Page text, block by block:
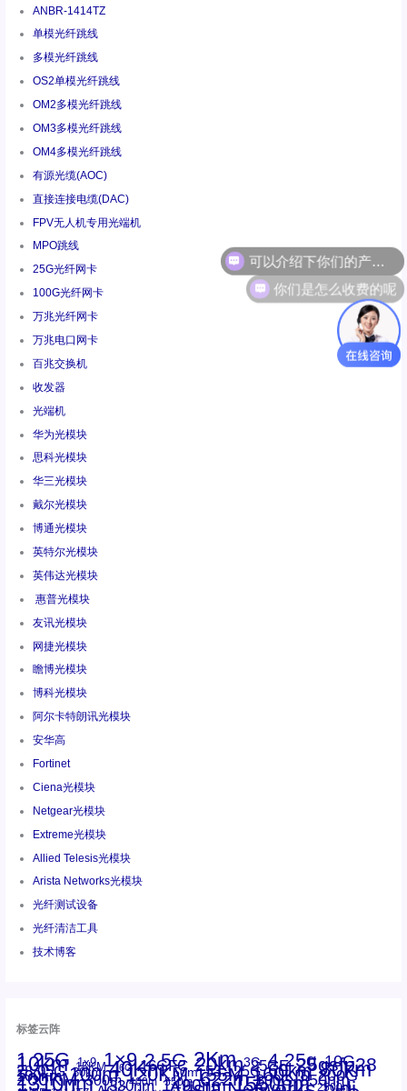
ANBR-1414TZ
单模光纤跳线
多模光纤跳线
OS2单模光纤跳线
OM2多模光纤跳线
OM3多模光纤跳线
OM4多模光纤跳线
有源光缆(AOC)
直接连接电缆(DAC)
FPV无人机专用光端机
MPO跳线
25G光纤网卡
100G光纤网卡
万兆光纤网卡
万兆电口网卡
百兆交换机
收发器
光端机
华为光模块
思科光模块
华三光模块
戴尔光模块
博通光模块
英特尔光模块
英伟达光模块
惠普光模块
友讯光模块
网捷光模块
瞻博光模块
博科光模块
阿尔卡特朗讯光模块
安华高
Fortinet
Ciena光模块
Netgear光模块
Extreme光模块
Allied Telesis光模块
Arista Networks光模块
光纤测试设备
光纤清洁工具
技术博客
标签云阵
1.25G 1x9 1×9 2.5G 2Km 3G 4.25g 10G
10km 15KM 16G 16GFC 20km 25GE 25gsfp28
28.05G 30km 40Km 50m 53.125G 60km 80km
100km 100m 120KM 155M 160km 200G
200KM 300m 400m 550m 622m 800G 850nm
1310nm 1330nm 1490nm 1550nm 2500m
你们是怎么收费的呢